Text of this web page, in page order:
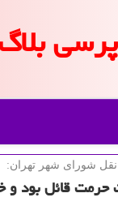
پرسی
شورای شهر تهران:
حرمت قائل بود